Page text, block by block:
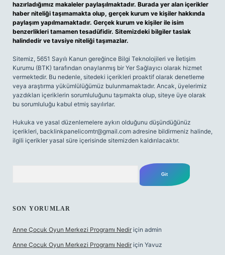
hazırladığımız makaleler paylaşılmaktadır. Burada yer alan içerikler
haber niteliği taşımamakta olup, gerçek kurum ve kişiler hakkında
paylaşım yapılmamaktadır. Gerçek kurum ve kişiler ile isim
benzerlikleri tamamen tesadüfidir. Sitemizdeki bilgiler taslak
halindedir ve tavsiye niteliği taşımazlar.
Sitemiz, 5651 Sayılı Kanun gereğince Bilgi Teknolojileri ve İletişim
Kurumu (BTK) tarafından onaylanmış bir Yer Sağlayıcı olarak hizmet
vermektedir. Bu nedenle, sitedeki içerikleri proaktif olarak denetleme
veya araştırma yükümlülüğümüz bulunmamaktadır. Ancak, üyelerimiz
yazdıkları içeriklerin sorumluluğunu taşımakta olup, siteye üye olarak
bu sorumluluğu kabul etmiş sayılırlar.
Hukuka ve yasal düzenlemelere aykırı olduğunu düşündüğünüz
içerikleri, backlinkpanelicomtr@gmail.com adresine bildirmeniz halinde,
ilgili içerikler yasal süre içerisinde sitemizden kaldırılacaktır.
SON YORUMLAR
Anne Çocuk Oyun Merkezi Programı Nedir için admin
Anne Çocuk Oyun Merkezi Programı Nedir için Yavuz